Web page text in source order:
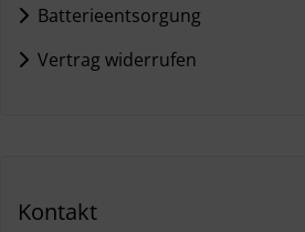
Batterieentsorgung
Vertrag widerrufen
Kontakt